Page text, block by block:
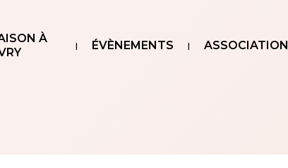
À
ÉVÈNEMENTS ASSOCIATION